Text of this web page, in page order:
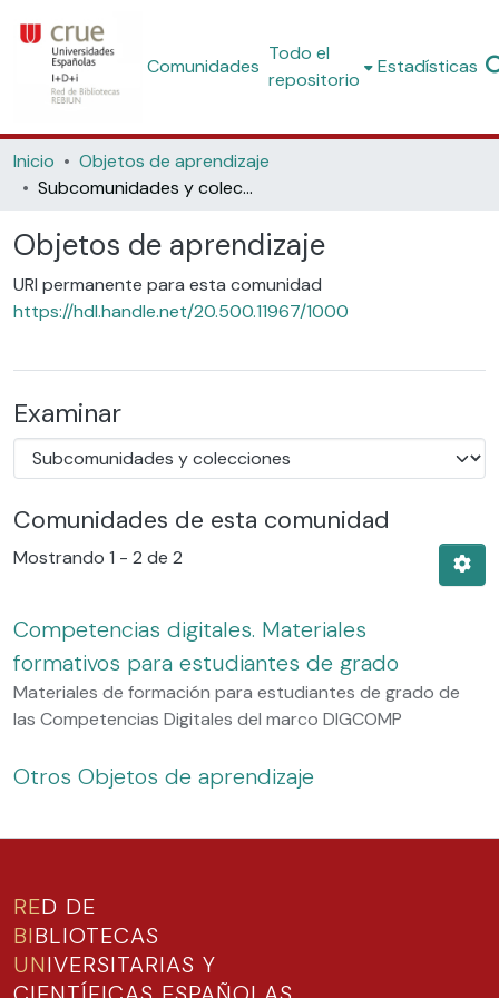
Comunidades
Todo el
repositorio
Estadísticas
Inicio
Objetos de aprendizaje
Subcomunidades y colecciones
Objetos de aprendizaje
URI permanente para esta comunidad
https://hdl.handle.net/20.500.11967/1000
Examinar
Comunidades de esta comunidad
Mostrando 1 - 2 de 2
Competencias digitales. Materiales
formativos para estudiantes de grado
Materiales de formación para estudiantes de grado de
las Competencias Digitales del marco DIGCOMP
Otros Objetos de aprendizaje
RED DE
BIBLIOTECAS
UNIVERSITARIAS Y